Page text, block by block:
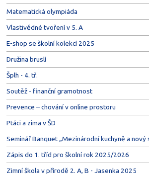
Matematická olympiáda
Vlastivědné tvoření v 5. A
E-shop se školní kolekcí 2025
Družina bruslí
Šplh - 4. tř.
Soutěž - finanční gramotnost
Prevence – chování v online prostoru
Ptáci a zima v ŠD
Seminář Banquet „Mezinárodní kuchyně a nový
Zápis do 1. tříd pro školní rok 2025/2026
Zimní škola v přírodě 2. A, B - Jasenka 2025